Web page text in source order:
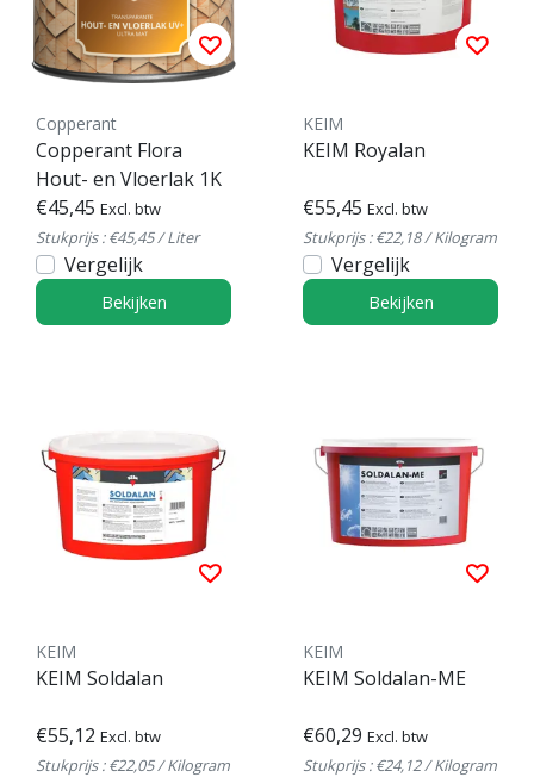
Copperant
Copperant Flora
Hout- en Vloerlak 1K
€45,45 Excl. btw
Stukprijs : €45,45 / Liter
Vergelijk
Bekijken
KEIM
KEIM Royalan
€55,45 Excl. btw
Stukprijs : €22,18 / Kilogram
Vergelijk
Bekijken
KEIM
KEIM Soldalan
€55,12 Excl. btw
Stukprijs : €22,05 / Kilogram
KEIM
KEIM Soldalan-ME
€60,29 Excl. btw
Stukprijs : €24,12 / Kilogram